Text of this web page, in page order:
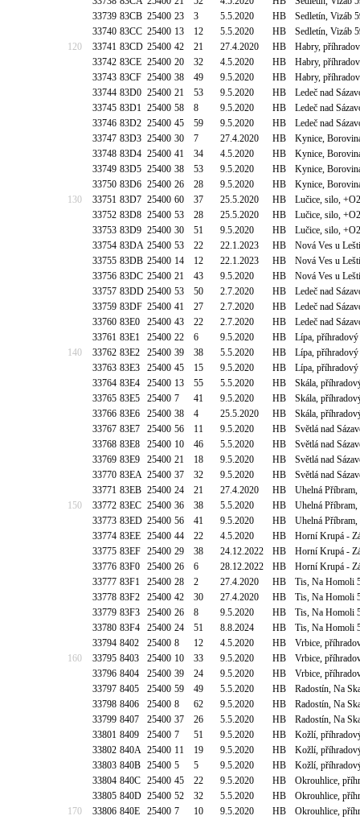
33739 83CB 25400 23 3 5.5.2020 HB
Sedletín, Vizáb
33740 83CC 25400 13 12 5.5.2020 HB
Sedletín, Vizáb
120
33741 83CD 25400 42 21 27.4.2020 HB
Habry,
33742 83CE 25400 20 32 4.5.2020 HB
Habry,
33743 83CF 25400 38 49 9.5.2020 HB
Habry,
33744 83D0 25400 21 53 9.5.2020 HB
Ledeč nad
33745 83D1 25400 58 8 9.5.2020 HB
Ledeč nad
33746 83D2 25400 45 59 9.5.2020 HB
Ledeč nad
33747 83D3 25400 30 7 27.4.2020 HB
Kynice,
33748 83D4 25400 41 34 4.5.2020 HB
Kynice,
33749 83D5 25400 38 53 9.5.2020 HB
Kynice,
33750 83D6 25400 26 28 9.5.2020 HB
Kynice,
130
33751 83D7 25400 60 37 25.5.2020 HB
Lučice, silo, +O2
33752 83D8 25400 53 28 25.5.2020 HB
Lučice, silo, +O2
33753 83D9 25400 30 51 9.5.2020 HB
Lučice, silo, +O2
33754 83DA 25400 53 22 22.1.2023 HB
Nová Ves u
33755 83DB 25400 14 12 22.1.2023 HB
Nová Ves u
33756 83DC 25400 21 43 9.5.2020 HB
Nová Ves u
33757 83DD 25400 53 50 2.7.2020 HB
Ledeč nad
33759 83DF 25400 41 27 2.7.2020 HB
Ledeč nad
33760 83E0 25400 43 22 2.7.2020 HB
Ledeč nad
33761 83E1 25400 22 6 9.5.2020 HB
Lípa,
140
33762 83E2 25400 39 38 5.5.2020 HB
Lípa,
33763 83E3 25400 45 15 9.5.2020 HB
Lípa,
33764 83E4 25400 13 55 5.5.2020 HB
Skála,
33765 83E5 25400 7 41 9.5.2020 HB
Skála,
33766 83E6 25400 38 4 25.5.2020 HB
Skála,
33767 83E7 25400 56 11 9.5.2020 HB
Světlá nad
33768 83E8 25400 10 46 5.5.2020 HB
Světlá nad
33769 83E9 25400 21 18 9.5.2020 HB
Světlá nad
33770 83EA 25400 37 32 9.5.2020 HB
Světlá nad
33771 83EB 25400 24 21 27.4.2020 HB
Uhelná
150
33772 83EC 25400 36 38 5.5.2020 HB
Uhelná
33773 83ED 25400 56 41 9.5.2020 HB
Uhelná
33774 83EE 25400 44 22 4.5.2020 HB
Horní Krupá -
33775 83EF 25400 29 38 24.12.2022 HB
Horní Krupá -
33776 83F0 25400 26 6 28.12.2022 HB
Horní Krupá -
33777 83F1 25400 28 2 27.4.2020 HB
Tis, Na Homoli
33778 83F2 25400 42 30 27.4.2020 HB
Tis, Na Homoli
33779 83F3 25400 26 8 9.5.2020 HB
Tis, Na Homoli
33780 83F4 25400 24 51 8.8.2024 HB
Tis, Na Homoli
33794 8402 25400 8 12 4.5.2020 HB
Vrbice,
160
33795 8403 25400 10 33 9.5.2020 HB
Vrbice,
33796 8404 25400 39 24 9.5.2020 HB
Vrbice,
33797 8405 25400 59 49 5.5.2020 HB
Radostín, Na
33798 8406 25400 8 62 9.5.2020 HB
Radostín, Na
33799 8407 25400 37 26 5.5.2020 HB
Radostín, Na
33801 8409 25400 7 51 9.5.2020 HB
Kožlí,
33802 840A 25400 11 19 9.5.2020 HB
Kožlí,
33803 840B 25400 5 5 9.5.2020 HB
Kožlí,
33804 840C 25400 45 22 9.5.2020 HB
Okrouhlice,
33805 840D 25400 52 32 5.5.2020 HB
Okrouhlice,
170
33806 840E 25400 7 10 9.5.2020 HB
Okrouhlice,